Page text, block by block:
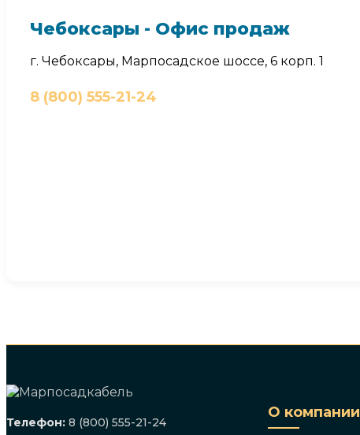
Чебоксары - Офис продаж
г. Чебоксары, Марпосадское шоссе, 6 корп. 1
8 (800) 555-21-24
Телефон: 8 (800) 555-21-24
О компании